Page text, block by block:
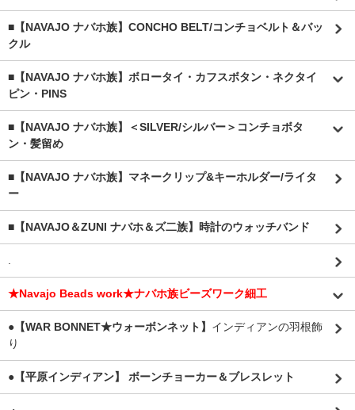
■【NAVAJO ナバホ族】CONCHO BELT/コンチョベルト＆バッ
クル
■【NAVAJO ナバホ族】ボロータイ・カフスボタン・ネクタイ
ピン・PINS
■【NAVAJO ナバホ族】＜SILVER/シルバー＞コンチョボタ
ン・髪留め
■【NAVAJO ナバホ族】マネークリップ&キーホルダー/ライタ
ー
■【NAVAJO＆ZUNI ナバホ＆ズ二族】時計のウォッチバンド
★Navajo Beads work★ナバホ族ビーズワーク細工
●【WAR BONNET★ウォーボンネット】 インディアンの羽根飾
り
●【平原インディアン】 ボーンチョーカー＆ブレスレット